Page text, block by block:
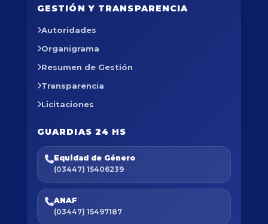
GESTIÓN Y TRANSPARENCIA
Autoridades
Organigrama
Resumen de Gestión
Transparencia
Licitaciones
GUARDIAS 24 HS
Equidad de Género
(03447) 15406239
ANAF
(03447) 15497187